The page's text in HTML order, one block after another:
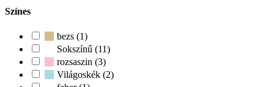
Színes
bezs (1)
Sokszínű (11)
rozsaszin (3)
Világoskék (2)